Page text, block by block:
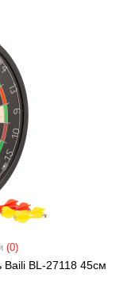
(0)
Baili BL-27118 45см